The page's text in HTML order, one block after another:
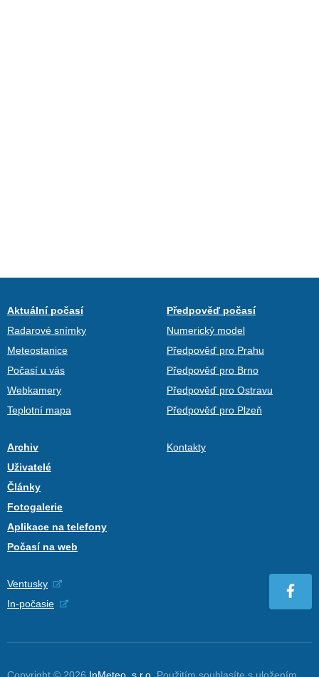
Aktuální počasí
Radarové snímky
Meteostanice
Počasí u vás
Webkamery
Teplotní mapa
Předpověď počasí
Numerický model
Předpověď pro Prahu
Předpověď pro Brno
Předpověď pro Ostravu
Předpověď pro Plzeň
Archiv
Uživatelé
Články
Fotogalerie
Aplikace na telefony
Počasí na web
Kontakty
Ventusky
In-počasie
Copyright © 2026 InMeteo, s.r.o. Použitím souhlasíte s uložením